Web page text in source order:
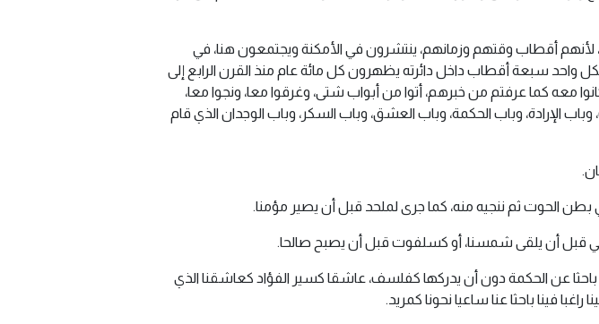
أقطاب وقتهم وزمانهم، ينتشرون في الأمكنة ويجتمعون هنا، في
واحد سبعة أقطاب داخل دائرته يظهرون كل مائة عام منذ القرن الرابع إلى
معه كما عرفتم من خبرهم، أتوا من أبواب شتى، وغرقوا معا، ونجوا معا،
الإرادة، وباب الحكمة، وباب العشق، وباب السكر، وباب الوجدان الذي قام
الحوت ثم ننجيه منه، كما جرى لملحد قبل أن يصير مؤمنا.
قبل أن يلقى شمسنا، أو كسلفوت قبل أن يصبح صالحا.
باحثا عن الحكمة دون أن يدركها كفلسف، عاشقا كسير الفؤاد كعاشقنا الذي
فينا باحثا عنا ساعيا نحونا كمريد.